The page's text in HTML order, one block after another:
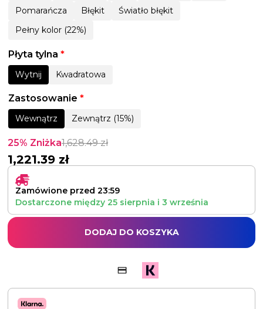
Pomarańcza
Błękit
Światło błękit
Pełny kolor (22%)
Płyta tylna *
Wytnij Kwadratowa
Zastosowanie *
Wewnątrz Zewnątrz (15%)
25% Zniżka1,628.49zł
1,221.39 zł
Zamówione przed 23:59
Dostarczone między 25 sierpnia i 3 września
DODAJ DO KOSZYKA